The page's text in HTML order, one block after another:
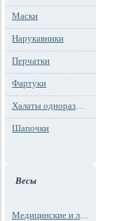
Маски
Нарукавники
Перчатки
Фартуки
Халаты одноразовые
Шапочки
Весы
Медицинские и лабораторные весы